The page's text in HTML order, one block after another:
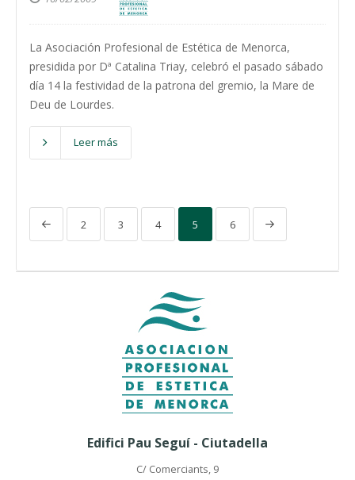
La Asociación Profesional de Estética de Menorca,
presidida por Dª Catalina Triay, celebró el pasado sábado
día 14 la festividad de la patrona del gremio, la Mare de
Deu de Lourdes.
Leer más
2 3 4 5 6
Edifici Pau Seguí - Ciutadella
C/ Comerciants, 9